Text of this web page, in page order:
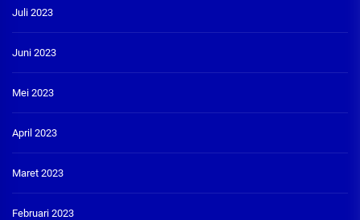
Juli 2023
Juni 2023
Mei 2023
April 2023
Maret 2023
Februari 2023